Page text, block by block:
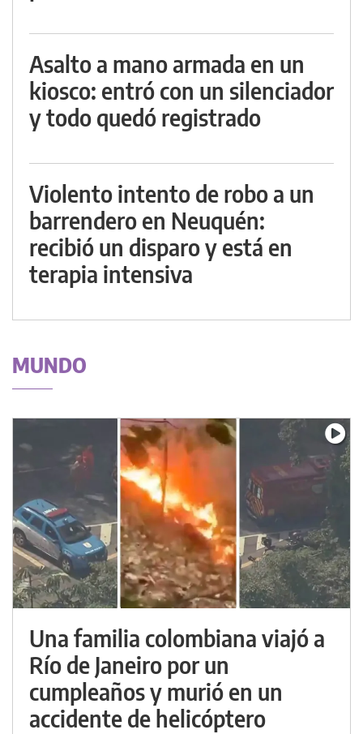
Asalto a mano armada en un
kiosco: entró con un silenciador
y todo quedó registrado
Violento intento de robo a un
barrendero en Neuquén:
recibió un disparo y está en
terapia intensiva
MUNDO
Una familia colombiana viajó a
Río de Janeiro por un
cumpleaños y murió en un
accidente de helicóptero